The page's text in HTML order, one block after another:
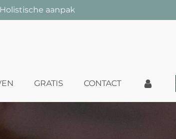
Holistische aanpak
GRATIS CONTACT